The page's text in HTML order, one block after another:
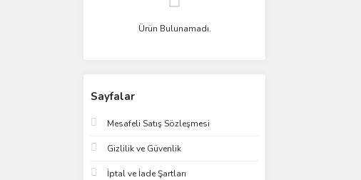
Ürün Bulunamadı.
Sayfalar
Mesafeli Satış Sözleşmesi
Gizlilik ve Güvenlik
İptal ve İade Şartları